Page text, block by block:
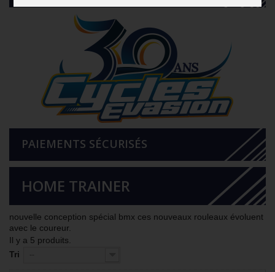
PAIEMENTS SÉCURISÉS
HOME TRAINER
nouvelle conception spécial bmx ces nouveaux rouleaux évoluent
avec le coureur.
Il y a 5 produits.
Tri
--